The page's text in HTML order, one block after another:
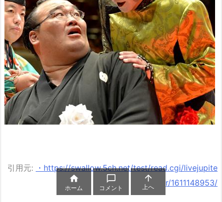
引用元:
・https://swallow.5ch.net/test/read.cgi/livejupite
r/1611148953/

ホーム

コメント

上へ